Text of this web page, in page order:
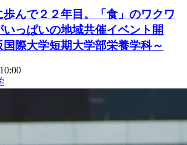
んで２２年目。「食」のワクワ
いっぱいの地域共催イベント開
際大学短期大学部栄養学科～